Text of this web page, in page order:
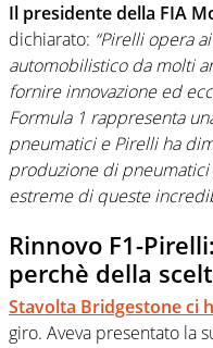
Il presidente della FIA
dichiarato: “Pirelli opera
automobilistico da molti
fornire innovazione ed
Formula 1 rappresenta
pneumatici e Pirelli ha
produzione di
estreme di queste
Rinnovo F1-
perchè della
Stavolta Bridgestone ci
giro. Aveva presentato la